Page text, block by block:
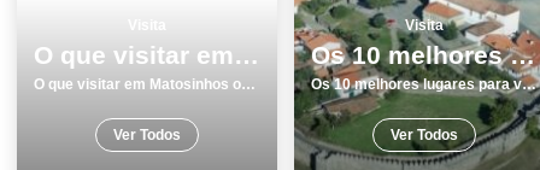
O que visitar em Matosinhos os 9 melhores locais
O que visitar em Matosinhos os 9 melhores locais
Ver Todos
Visita
Os 10 melhores lugares para visitar em BraganÃ§a
Os 10 melhores lugares para visitar em BraganÃ§a
Ver Todos